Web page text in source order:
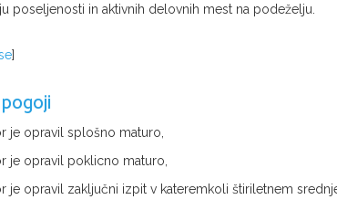
poseljenosti in aktivnih delovnih mest na podeželju.
]
je opravil splošno maturo,
je opravil poklicno maturo,
je opravil zaključni izpit v kateremkoli štiriletnem